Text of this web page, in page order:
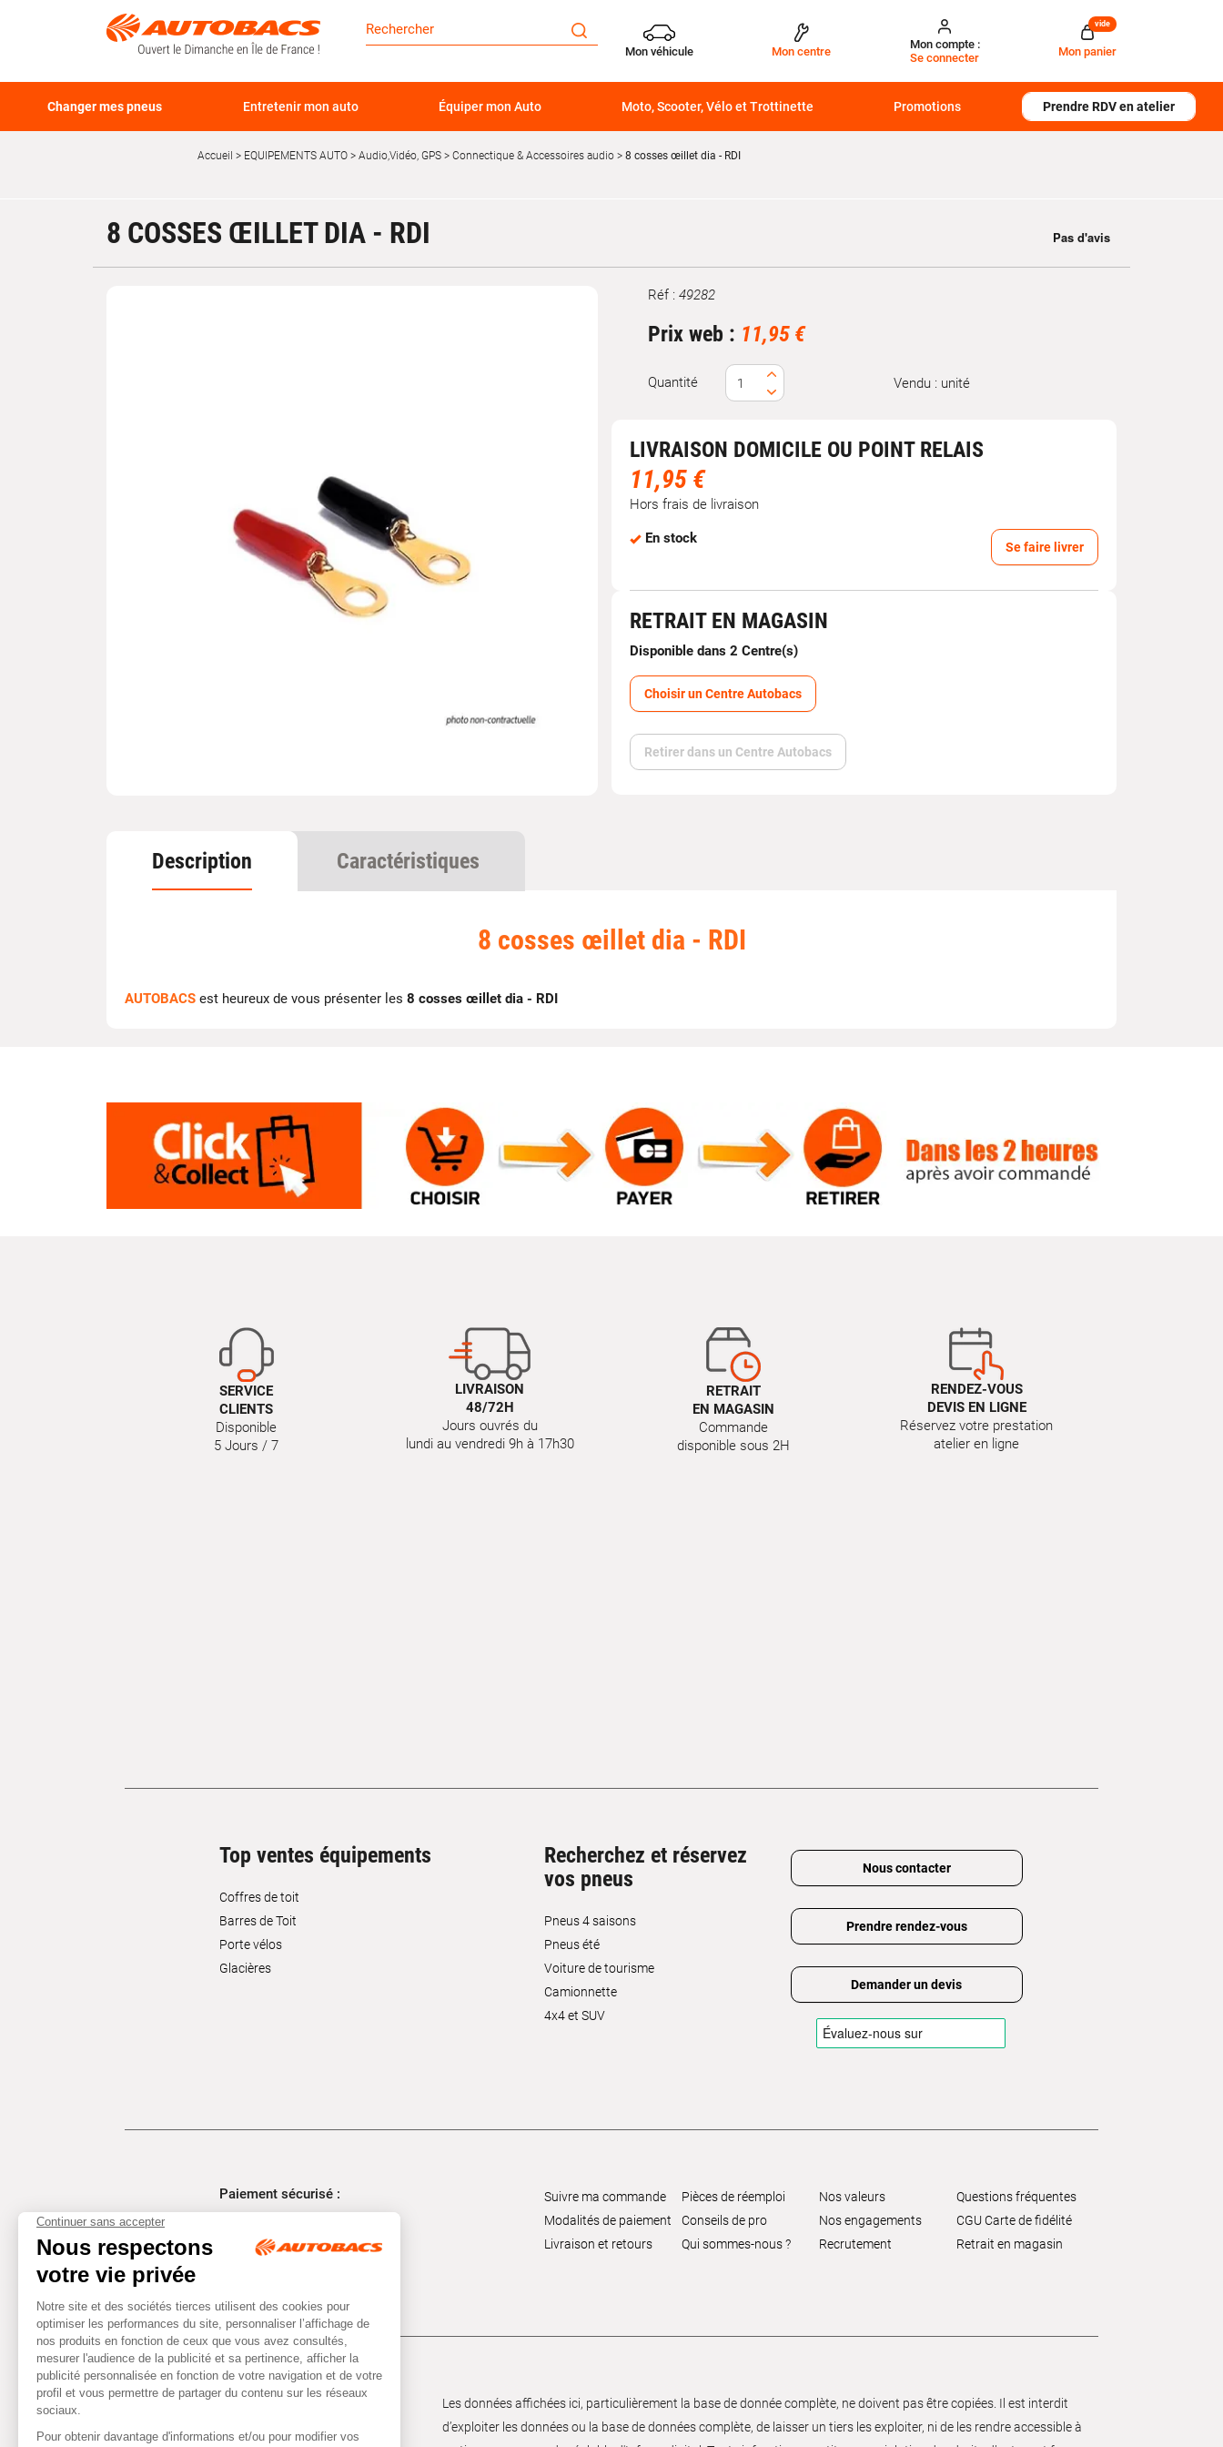
Mon véhicule Mon centre
Mon compte :
Se connecter
Mon panier
vide
Changer mes pneus Entretenir mon auto Équiper mon Auto Moto, Scooter, Vélo et Trottinette Promotions Prendre RDV en atelier
Accueil EQUIPEMENTS AUTO Audio,Vidéo, GPS Connectique & Accessoires audio 8 cosses œillet dia - RDI
8 COSSES ŒILLET DIA - RDI
Marque
Réf : 49282
Prix web : 11,95 €
Quantité Vendu : unité
LIVRAISON DOMICILE OU POINT RELAIS
11,95 €
Hors frais de livraison
En stock
Se faire livrer
RETRAIT EN MAGASIN
Disponible dans 2 Centre(s)
Choisir un Centre Autobacs
Retirer dans un Centre Autobacs
Description Caractéristiques
8 cosses œillet dia - RDI
AUTOBACS est heureux de vous présenter les 8 cosses œillet dia - RDI
SERVICE
CLIENTS
Disponible
5 Jours / 7
LIVRAISON
48/72H
Jours ouvrés du
lundi au vendredi 9h à 17h30
RETRAIT
EN MAGASIN
Commande
disponible sous 2H
RENDEZ-VOUS
DEVIS EN LIGNE
Réservez votre prestation
atelier en ligne
Top ventes équipements
Coffres de toit
Barres de Toit
Porte vélos
Glacières
Recherchez et réservez
vos pneus
Pneus 4 saisons
Pneus été
Voiture de tourisme
Camionnette
4x4 et SUV
Nous contacter
Prendre rendez-vous
Demander un devis
Paiement sécurisé :
Suivre ma commande
Modalités de paiement
Livraison et retours
Pièces de réemploi
Conseils de pro
Qui sommes-nous ?
Nos valeurs
Nos engagements
Recrutement
Questions fréquentes
CGU Carte de fidélité
Retrait en magasin
Les données affichées ici, particulièrement la base de donnée complète, ne doivent pas être copiées. Il est interdit
d’exploiter les données ou la base de données complète, de laisser un tiers les exploiter, ni de les rendre accessible à